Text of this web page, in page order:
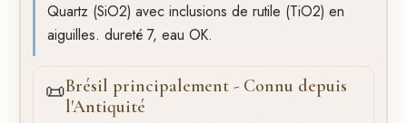
Quartz (SiO2) avec inclusions de rutile (TiO2) en
aiguilles. dureté 7, eau OK.
📜Brésil principalement - Connu depuis
l'Antiquité